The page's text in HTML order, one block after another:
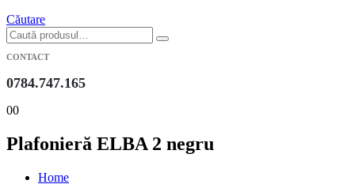
Căutare
CONTACT
0784.747.165
00
Plafonieră ELBA 2 negru
Home